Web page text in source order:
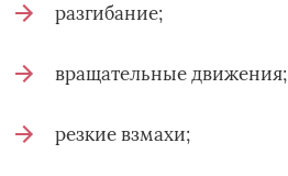
разгибание;
вращательные движения;
резкие взмахи;